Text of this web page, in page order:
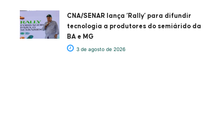
CNA/SENAR lança ‘Rally’ para difundir
tecnologia a produtores do semiárido da
BA e MG
3 de agosto de 2026